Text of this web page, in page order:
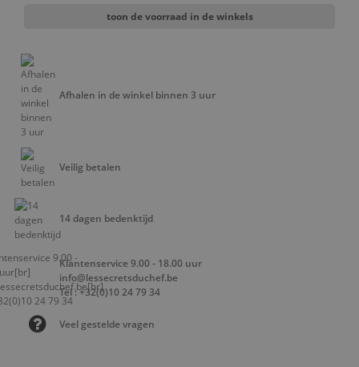
toon de voorraad in de winkels
Afhalen in de winkel binnen 3 uur
Veilig betalen
14 dagen bedenktijd
Klantenservice 9.00 - 18.00 uur
info@lessecretsduchef.be
Tel : +32(0)10 24 79 34
Veel gestelde vragen